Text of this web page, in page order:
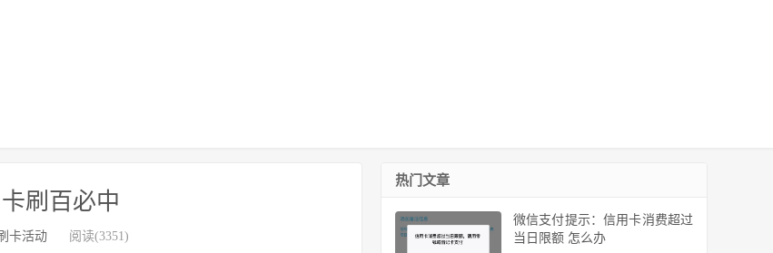
刷百必中
卡活动 阅读(3351)
热门文章
微信支付提示：信用卡消费超过
当日限额 怎么办